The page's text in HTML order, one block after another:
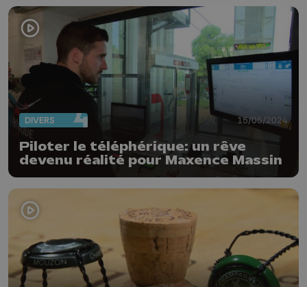
DIVERS 15/05/2024
Piloter le téléphérique: un rêve
devenu réalité pour Maxence Massin